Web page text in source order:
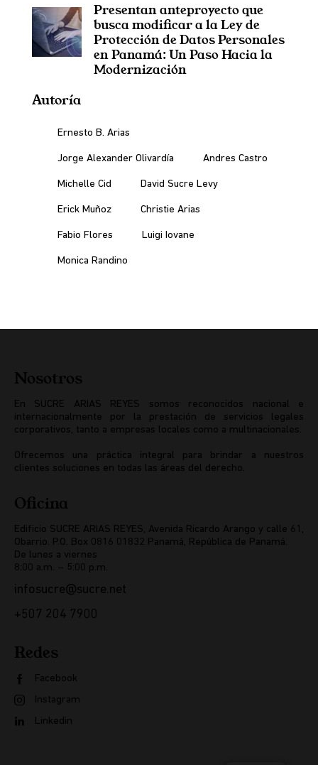
Presentan anteproyecto que
busca modificar a la Ley de
Protección de Datos Personales
en Panamá: Un Paso Hacia la
Modernización
Autoría
Ernesto B. Arias
Jorge Alexander Olivardía Andres Castro
Michelle Cid David Sucre Levy
Erick Muñoz Christie Arias
Fabio Flores Luigi Iovane
Monica Randino
Nosotros
En SUCRE ARIAS REYES somos reconocidos nacional e
internacionalmente por la prestación de servicios legales
corporativos, tanto a empresas locales como a multinacionales.
Ofrecemos una práctica integral para brindar a nuestros
clientes soluciones en todas las áreas del derecho.
Oficina
Edificio SUCRE ARIAS REYES, Avenida Ricardo Arango y calle 61,
Obarrio. P.O. Box 0816 01832 Panamá, República de Panamá.
De lunes a viernes
8:00 a.m. – 5:00 p.m.
infosucre@sucre.net
+507 204 7900
Redes
Facebook
Instagram
Linkedin